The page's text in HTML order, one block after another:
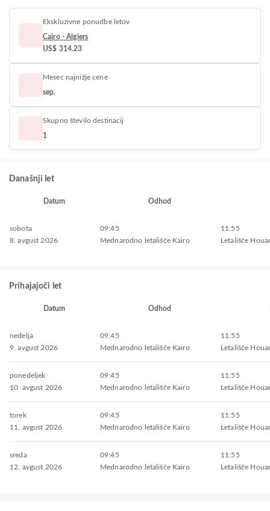
Ekskluzivne ponudbe letov
Cairo - Algiers
US$ 314.23
Mesec najnižje cene
sep.
Skupno število destinacij
1
Današnji let
Datum Odhod
sobota
8. avgust 2026
09:45
Mednarodno letališče Kairo
11:55
Letališče
Prihajajoči let
Datum Odhod
nedelja
9. avgust 2026
09:45
Mednarodno letališče Kairo
11:55
Letališče
ponedeljek
10. avgust 2026
09:45
Mednarodno letališče Kairo
11:55
Letališče
torek
11. avgust 2026
09:45
Mednarodno letališče Kairo
11:55
Letališče
sreda
12. avgust 2026
09:45
Mednarodno letališče Kairo
11:55
Letališče